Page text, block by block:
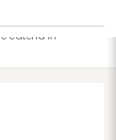
catena in